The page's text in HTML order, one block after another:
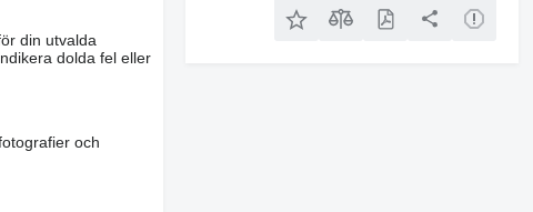
din utvalda
dolda fel eller
och